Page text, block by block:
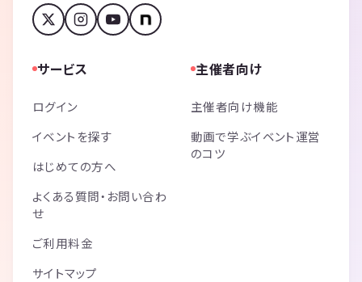
サービス
ログイン
イベントを探す
はじめての方へ
よくある質問・お問い合わ
せ
ご利用料金
サイトマップ
主催者向け
主催者向け機能
動画で学ぶイベント運営
のコツ